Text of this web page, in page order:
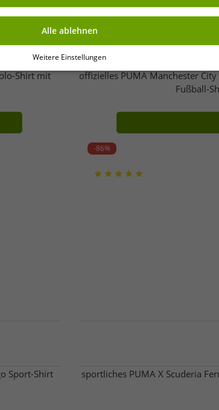
Shirt mit
offizielles PUMA Manchester
Fußball-
Sport-Shirt
-86%
sportliches PUMA X Scuderia
Alle ablehnen
Weitere Einstellungen